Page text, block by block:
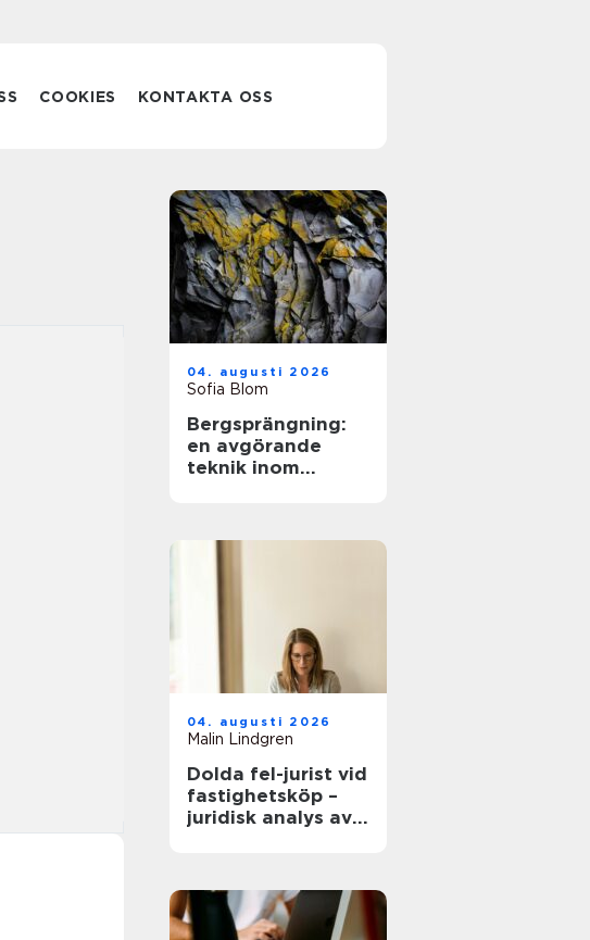
COOKIES KONTAKTA OSS
04. augusti 2026
Sofia Blom
Bergsprängning:
en avgörande
teknik inom
04. augusti 2026
Malin Lindgren
Dolda fel-jurist vid
fastighetsköp –
juridisk analys av
praktiken